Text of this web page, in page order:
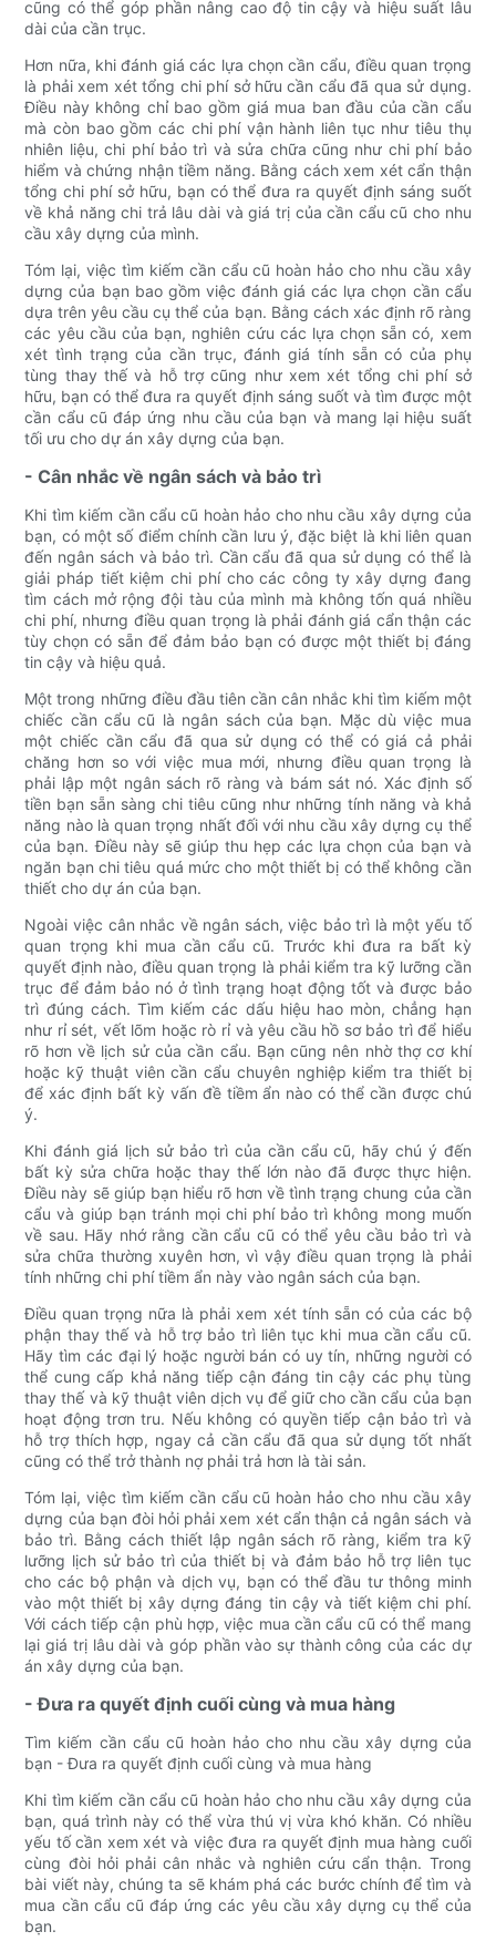
cũng có thể góp phần nâng cao độ tin cậy và hiệu suất lâu
dài của cần trục.
Hơn nữa, khi đánh giá các lựa chọn cần cẩu, điều quan trọng
là phải xem xét tổng chi phí sở hữu cần cẩu đã qua sử dụng.
Điều này không chỉ bao gồm giá mua ban đầu của cần cẩu
mà còn bao gồm các chi phí vận hành liên tục như tiêu thụ
nhiên liệu, chi phí bảo trì và sửa chữa cũng như chi phí bảo
hiểm và chứng nhận tiềm năng. Bằng cách xem xét cẩn thận
tổng chi phí sở hữu, bạn có thể đưa ra quyết định sáng suốt
về khả năng chi trả lâu dài và giá trị của cần cẩu cũ cho nhu
cầu xây dựng của mình.
Tóm lại, việc tìm kiếm cần cẩu cũ hoàn hảo cho nhu cầu xây
dựng của bạn bao gồm việc đánh giá các lựa chọn cần cẩu
dựa trên yêu cầu cụ thể của bạn. Bằng cách xác định rõ ràng
các yêu cầu của bạn, nghiên cứu các lựa chọn sẵn có, xem
xét tình trạng của cần trục, đánh giá tính sẵn có của phụ
tùng thay thế và hỗ trợ cũng như xem xét tổng chi phí sở
hữu, bạn có thể đưa ra quyết định sáng suốt và tìm được một
cần cẩu cũ đáp ứng nhu cầu của bạn và mang lại hiệu suất
tối ưu cho dự án xây dựng của bạn.
- Cân nhắc về ngân sách và bảo trì
Khi tìm kiếm cần cẩu cũ hoàn hảo cho nhu cầu xây dựng của
bạn, có một số điểm chính cần lưu ý, đặc biệt là khi liên quan
đến ngân sách và bảo trì. Cần cẩu đã qua sử dụng có thể là
giải pháp tiết kiệm chi phí cho các công ty xây dựng đang
tìm cách mở rộng đội tàu của mình mà không tốn quá nhiều
chi phí, nhưng điều quan trọng là phải đánh giá cẩn thận các
tùy chọn có sẵn để đảm bảo bạn có được một thiết bị đáng
tin cậy và hiệu quả.
Một trong những điều đầu tiên cần cân nhắc khi tìm kiếm một
chiếc cần cẩu cũ là ngân sách của bạn. Mặc dù việc mua
một chiếc cần cẩu đã qua sử dụng có thể có giá cả phải
chăng hơn so với việc mua mới, nhưng điều quan trọng là
phải lập một ngân sách rõ ràng và bám sát nó. Xác định số
tiền bạn sẵn sàng chi tiêu cũng như những tính năng và khả
năng nào là quan trọng nhất đối với nhu cầu xây dựng cụ thể
của bạn. Điều này sẽ giúp thu hẹp các lựa chọn của bạn và
ngăn bạn chi tiêu quá mức cho một thiết bị có thể không cần
thiết cho dự án của bạn.
Ngoài việc cân nhắc về ngân sách, việc bảo trì là một yếu tố
quan trọng khi mua cần cẩu cũ. Trước khi đưa ra bất kỳ
quyết định nào, điều quan trọng là phải kiểm tra kỹ lưỡng cần
trục để đảm bảo nó ở tình trạng hoạt động tốt và được bảo
trì đúng cách. Tìm kiếm các dấu hiệu hao mòn, chẳng hạn
như rỉ sét, vết lõm hoặc rò rỉ và yêu cầu hồ sơ bảo trì để hiểu
rõ hơn về lịch sử của cần cẩu. Bạn cũng nên nhờ thợ cơ khí
hoặc kỹ thuật viên cần cẩu chuyên nghiệp kiểm tra thiết bị
để xác định bất kỳ vấn đề tiềm ẩn nào có thể cần được chú
ý.
Khi đánh giá lịch sử bảo trì của cần cẩu cũ, hãy chú ý đến
bất kỳ sửa chữa hoặc thay thế lớn nào đã được thực hiện.
Điều này sẽ giúp bạn hiểu rõ hơn về tình trạng chung của cần
cẩu và giúp bạn tránh mọi chi phí bảo trì không mong muốn
về sau. Hãy nhớ rằng cần cẩu cũ có thể yêu cầu bảo trì và
sửa chữa thường xuyên hơn, vì vậy điều quan trọng là phải
tính những chi phí tiềm ẩn này vào ngân sách của bạn.
Điều quan trọng nữa là phải xem xét tính sẵn có của các bộ
phận thay thế và hỗ trợ bảo trì liên tục khi mua cần cẩu cũ.
Hãy tìm các đại lý hoặc người bán có uy tín, những người có
thể cung cấp khả năng tiếp cận đáng tin cậy các phụ tùng
thay thế và kỹ thuật viên dịch vụ để giữ cho cần cẩu của bạn
hoạt động trơn tru. Nếu không có quyền tiếp cận bảo trì và
hỗ trợ thích hợp, ngay cả cần cẩu đã qua sử dụng tốt nhất
cũng có thể trở thành nợ phải trả hơn là tài sản.
Tóm lại, việc tìm kiếm cần cẩu cũ hoàn hảo cho nhu cầu xây
dựng của bạn đòi hỏi phải xem xét cẩn thận cả ngân sách và
bảo trì. Bằng cách thiết lập ngân sách rõ ràng, kiểm tra kỹ
lưỡng lịch sử bảo trì của thiết bị và đảm bảo hỗ trợ liên tục
cho các bộ phận và dịch vụ, bạn có thể đầu tư thông minh
vào một thiết bị xây dựng đáng tin cậy và tiết kiệm chi phí.
Với cách tiếp cận phù hợp, việc mua cần cẩu cũ có thể mang
lại giá trị lâu dài và góp phần vào sự thành công của các dự
án xây dựng của bạn.
- Đưa ra quyết định cuối cùng và mua hàng
Tìm kiếm cần cẩu cũ hoàn hảo cho nhu cầu xây dựng của
bạn - Đưa ra quyết định cuối cùng và mua hàng
Khi tìm kiếm cần cẩu cũ hoàn hảo cho nhu cầu xây dựng của
bạn, quá trình này có thể vừa thú vị vừa khó khăn. Có nhiều
yếu tố cần xem xét và việc đưa ra quyết định mua hàng cuối
cùng đòi hỏi phải cân nhắc và nghiên cứu cẩn thận. Trong
bài viết này, chúng ta sẽ khám phá các bước chính để tìm và
mua cần cẩu cũ đáp ứng các yêu cầu xây dựng cụ thể của
bạn.